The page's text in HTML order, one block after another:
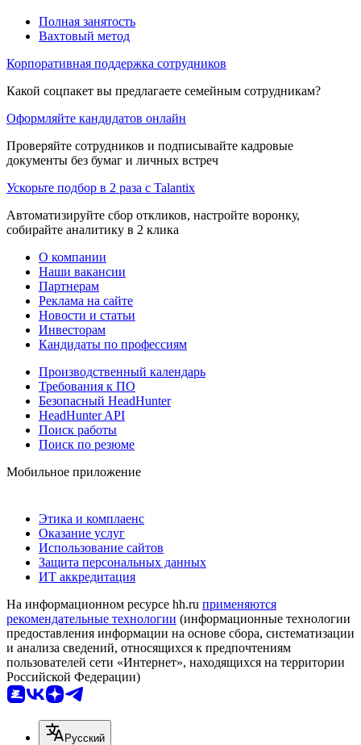
Полная занятость
Вахтовый метод
Корпоративная поддержка сотрудников
Какой соцпакет вы предлагаете семейным сотрудникам?
Оформляйте кандидатов онлайн
Проверяйте сотрудников и подписывайте кадровые
документы без бумаг и личных встреч
Ускорьте подбор в 2 раза с Talantix
Автоматизируйте сбор откликов, настройте воронку,
собирайте аналитику в 2 клика
О компании
Наши вакансии
Партнерам
Реклама на сайте
Новости и статьи
Инвесторам
Кандидаты по профессиям
Производственный календарь
Требования к ПО
Безопасный HeadHunter
HeadHunter API
Поиск работы
Поиск по резюме
Мобильное приложение
Этика и комплаенс
Оказание услуг
Использование сайтов
Защита персональных данных
ИТ аккредитация
На информационном ресурсе hh.ru применяются
рекомендательные технологии (информационные технологии
предоставления информации на основе сбора, систематизации
и анализа сведений, относящихся к предпочтениям
пользователей сети «Интернет», находящихся на территории
Российской Федерации)
Русский